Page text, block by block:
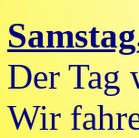
Der Tag
Wir